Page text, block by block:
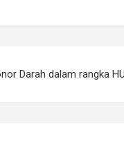
Darah dalam rangka